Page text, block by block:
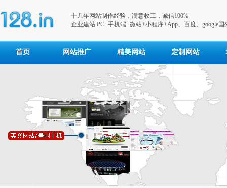
十几年网站制作经验，满意收工，诚信100%
企业建站 PC+手机端+微站+小程序+App、百度、google国
首页 网站推广 精美网站 定制网站